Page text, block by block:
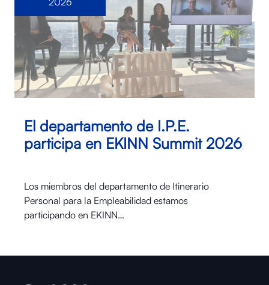
El departamento de I.P.E.
participa en EKINN Summit 2026
Los miembros del departamento de Itinerario
Personal para la Empleabilidad estamos
participando en EKINN…